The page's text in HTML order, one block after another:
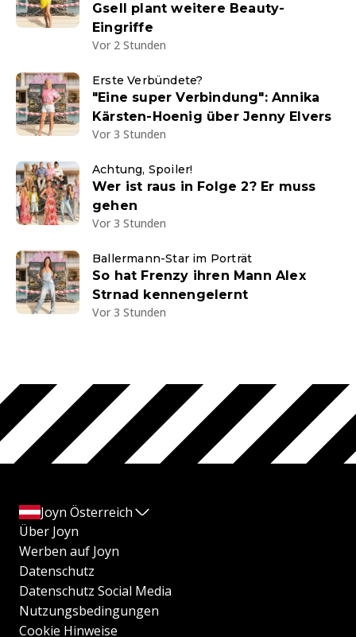
Gsell plant weitere Beauty-
Eingriffe
Vor 2 Stunden
Erste Verbündete?
"Eine super Verbindung": Annika
Kärsten-Hoenig über Jenny Elvers
Vor 3 Stunden
Achtung, Spoiler!
Wer ist raus in Folge 2? Er muss
gehen
Vor 3 Stunden
Ballermann-Star im Porträt
So hat Frenzy ihren Mann Alex
Strnad kennengelernt
Vor 3 Stunden
Joyn Österreich
Über Joyn
Werben auf Joyn
Datenschutz
Datenschutz Social Media
Nutzungsbedingungen
Cookie Hinweise